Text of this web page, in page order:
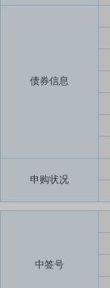
债券信息
申购状况
中签号